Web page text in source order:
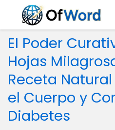
El Poder
Hojas
Receta
el Cuerpo y
Diabetes